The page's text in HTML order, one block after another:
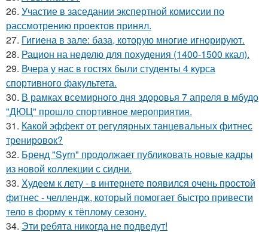
26. Участие в заседании экспертной комиссии по
рассмотрению проектов принял.
27. Гигиена в зале: база, которую многие игнорируют.
28. Рацион на неделю для похудения (1400-1500 ккал).
29. Вчера у нас в гостях были студенты 4 курса
спортивного факультета.
30. В рамках всемирного дня здоровья 7 апреля в мбудо
"ДЮЦ" прошло спортивное мероприятия.
31. Какой эффект от регулярных танцевальных фитнес
тренировок?
32. Бренд "Syrn" продолжает публиковать новые кадры
из новой коллекции с сидни.
33. Худеем к лету - в интернете появился очень простой
фитнес - челлендж, который помогает быстро привести
тело в форму к тёплому сезону.
34. Эти ребята никогда не подведут!